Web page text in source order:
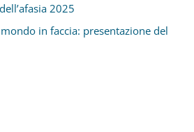
2025
in faccia: presentazione del